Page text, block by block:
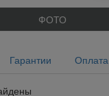
ФОТО
Гарантии Оплата